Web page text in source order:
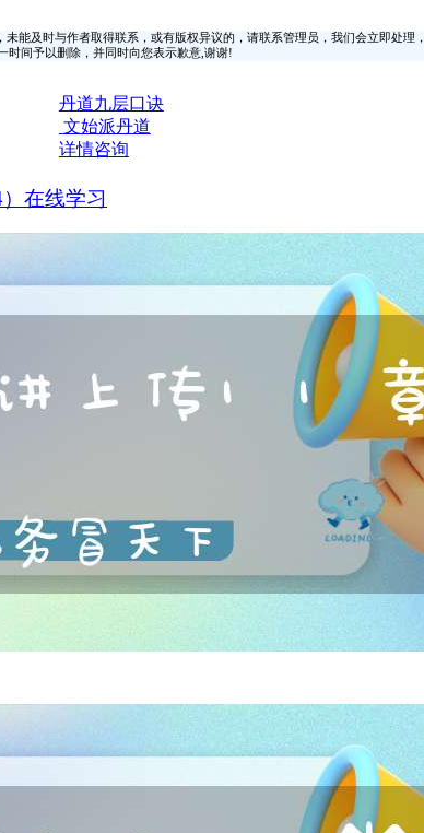
能及时与作者取得联系，或有版权异议的，请联系管理员，我们会立即处
时间予以删除，并同时向您表示歉意,谢谢!
丹道九层口诀
文始派丹道
详情咨询
在线学习